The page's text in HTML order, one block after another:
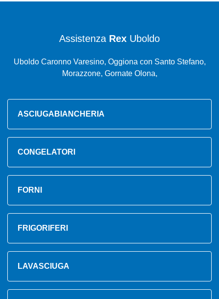
Assistenza Rex Uboldo
Uboldo Caronno Varesino, Oggiona con Santo Stefano,
Morazzone, Gornate Olona,
ASCIUGABIANCHERIA
CONGELATORI
FORNI
FRIGORIFERI
LAVASCIUGA